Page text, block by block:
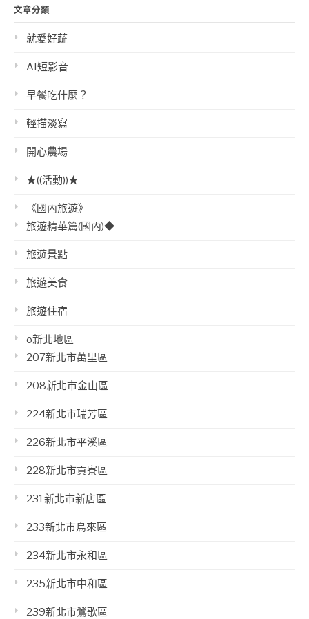
文章分類
就愛好蔬
AI短影音
早餐吃什麼？
輕描淡寫
開心農場
★((活動))★
《國內旅遊》
旅遊精華篇(國內)◆
旅遊景點
旅遊美食
旅遊住宿
o新北地區
207新北市萬里區
208新北市金山區
224新北市瑞芳區
226新北市平溪區
228新北市貢寮區
231新北市新店區
233新北市烏來區
234新北市永和區
235新北市中和區
239新北市鶯歌區